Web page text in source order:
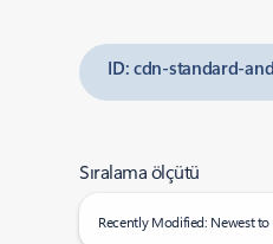
ID: cdn-standard-
Sıralama ölçütü
Recently Modified: Newest to